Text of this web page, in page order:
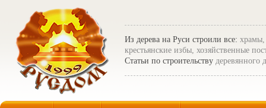
Из дерева на Руси строили все: храмы,
крестьянские избы, хозяйственные
Статьи по строительству деревянного